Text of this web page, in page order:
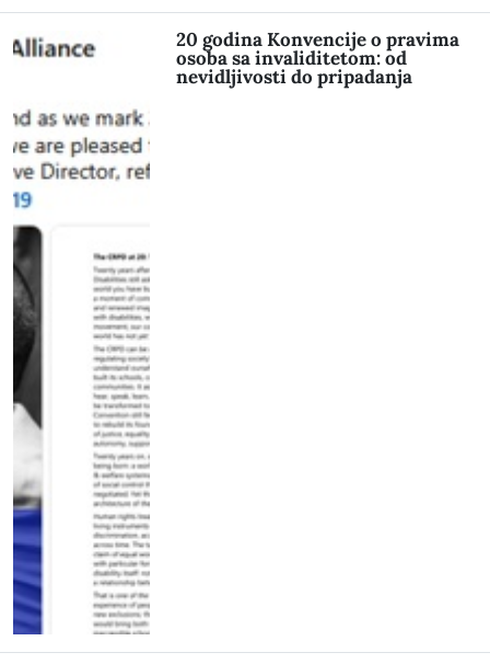
20 godina Konvencije o pravima
osoba sa invaliditetom: od
nevidljivosti do pripadanja